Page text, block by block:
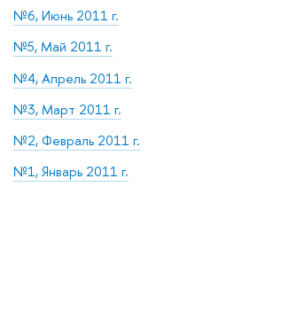
№6, Июнь 2011 г.
№5, Май 2011 г.
№4, Апрель 2011 г.
№3, Март 2011 г.
№2, Февраль 2011 г.
№1, Январь 2011 г.